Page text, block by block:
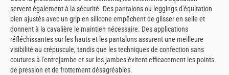
servent également à la sécurité. Des pantalons ou leggings d'équitation
bien ajustés avec un grip en silicone empêchent de glisser en selle et
donnent à la cavalière le maintien nécessaire. Des applications
réfléchissantes sur les hauts et les pantalons assurent une meilleure
visibilité au crépuscule, tandis que les techniques de confection sans
coutures à l'entrejambe et sur les jambes évitent efficacement les points
de pression et de frottement désagréables.